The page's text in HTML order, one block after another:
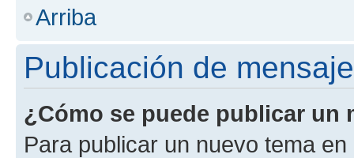
Arriba
Publicación de
¿Cómo se puede publicar un
Para publicar un nuevo tema